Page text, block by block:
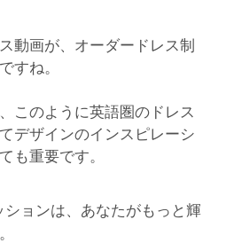
動画が、オーダードレス制
すね。
このように英語圏のドレス
デザインのインスピレーシ
も重要です。
ションは、あなたがもっと輝